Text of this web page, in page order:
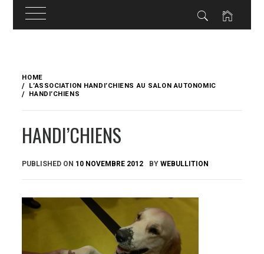
content
HOME
L’ASSOCIATION HANDI’CHIENS AU SALON AUTONOMIC
HANDI’CHIENS
HANDI’CHIENS
PUBLISHED ON 10 NOVEMBRE 2012 BYWEBULLITION